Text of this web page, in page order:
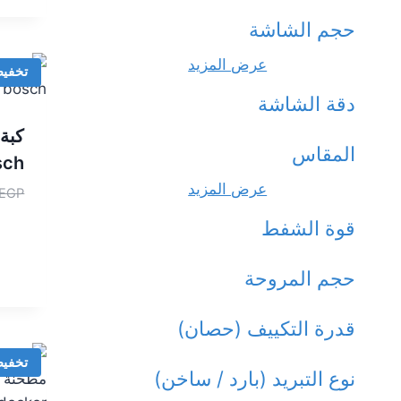
حجم الشاشة
عرض المزيد
دقة الشاشة
المقاس
عرض المزيد
قوة الشفط
حجم المروحة
قدرة التكييف (حصان)
نوع التبريد (بارد / ساخن)